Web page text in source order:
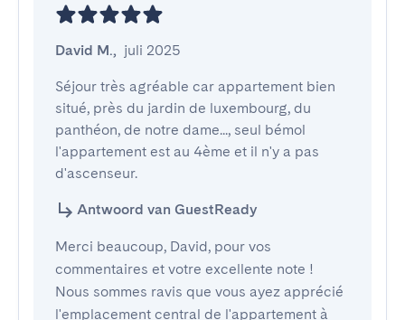
David M., juli 2025
Séjour très agréable car appartement bien
situé, près du jardin de luxembourg, du
panthéon, de notre dame..., seul bémol
l'appartement est au 4ème et il n'y a pas
d'ascenseur.
Antwoord van GuestReady
Merci beaucoup, David, pour vos
commentaires et votre excellente note !
Nous sommes ravis que vous ayez apprécié
l'emplacement central de l'appartement à